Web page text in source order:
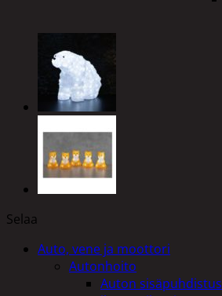
Selaa
Auto, vene ja moottori
Autonhoito
Auton sisäpuhdistus